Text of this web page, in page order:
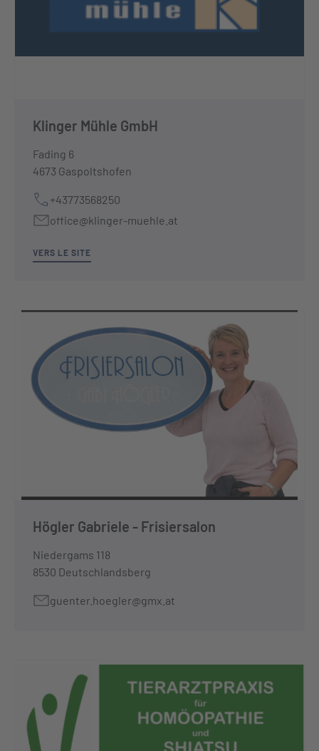
Klinger Mühle GmbH
Fading 6
4673 Gaspoltshofen
+43773568250
office@klinger-muehle.at
VERS LE SITE
Högler Gabriele - Frisiersalon
Niedergams 118
8530 Deutschlandsberg
guenter.hoegler@gmx.at